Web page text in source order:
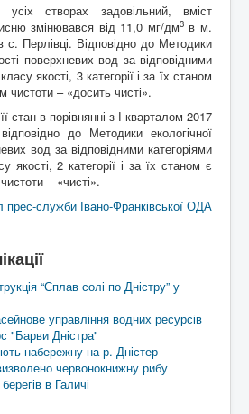
створах задовільний, вміст
змінювався від 11,0 мг/дм3в м.
с. Перлівці. Відповідно до Методики
поверхневих вод за відповідними
якості, 3 категорії і за їх станом
чистоти – «досить чисті».
стан в порівнянні з І кварталом 2017
до Методики екологічної
вод за відповідними категоріями
якості, 2 категорії і за їх станом є
– «чисті».
прес-служби Івано-Франківської ОДА
“Сплав солі по Дністру” у
управління водних ресурсів
"Барви Дністра"
набережну на р. Дністер
червонокнижну рибу
в Галичі